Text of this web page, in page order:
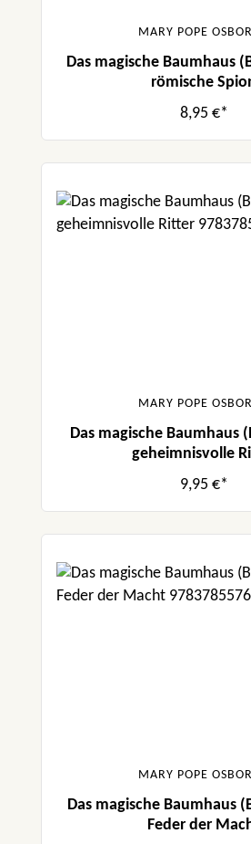
MARY POPE
Das magische Baumhaus
römische
8,95 €*
MARY POPE
Das magische Baumhaus
geheimnisvolle
9,95 €*
MARY POPE
Das magische Baumhaus
Feder der